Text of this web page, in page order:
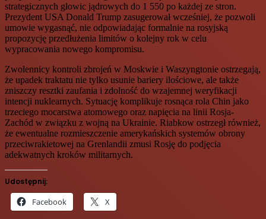
strategicznych głowic jądrowych do 1 550 po każdej ze stron.
Prezydent USA Donald Trump zasugerował wcześniej, że pozwoli
umowie wygasnąć, nie odpowiadając formalnie na rosyjską
propozycję przedłużenia limitów o kolejny rok w celu
wypracowania nowego kompromisu.
Zwolennicy kontroli zbrojeń w Moskwie i Waszyngtonie ostrzegają,
że upadek traktatu nie tylko usunie bariery ilościowe, ale także
zniszczy resztki zaufania i zdolność do wzajemnej weryfikacji
intencji nuklearnych. Sytuację komplikuje rosnąca rola Chin jako
trzeciego mocarstwa atomowego oraz napięcia na linii Rosja-
Zachód w związku z wojną na Ukrainie. Riabkow ostrzegł również,
że ewentualne rozmieszczenie amerykańskich systemów obrony
przeciwrakietowej na Grenlandii zmusi Rosję do podjęcia
adekwatnych kroków militarnych.
Udostępnij:
Facebook X